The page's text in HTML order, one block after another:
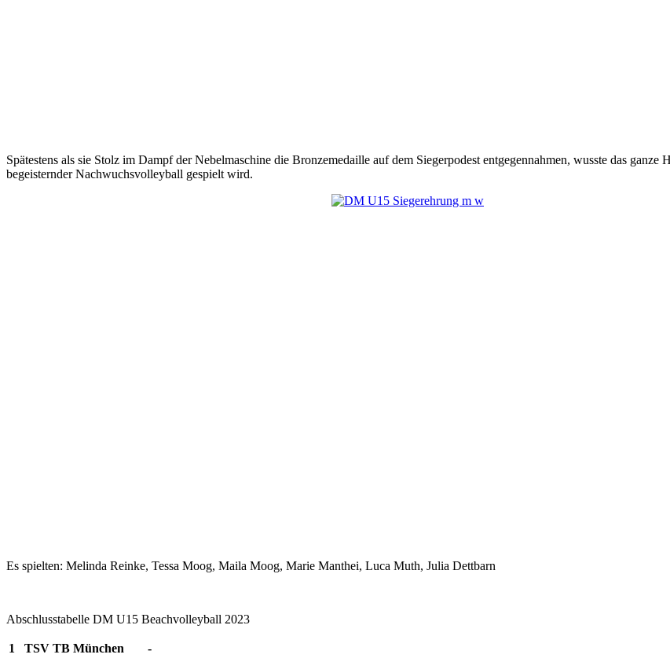
Spätestens als sie Stolz im Dampf der Nebelmaschine die Bronzemedaille auf dem Siegerpodest entgegennahmen, wusste das
begeisternder Nachwuchsvolleyball gespielt wird.
Es spielten: Melinda Reinke, Tessa Moog, Maila Moog, Marie Manthei, Luca Muth, Julia Dettbarn
Abschlusstabelle DM U15 Beachvolleyball 2023
1 TSV TB München -